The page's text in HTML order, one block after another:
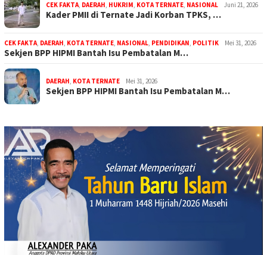
CEK FAKTA, DAERAH, HUKRIM, KOTA TERNATE, NASIONAL Juni 21, 2026
Kader PMII di Ternate Jadi Korban TPKS, …
CEK FAKTA, DAERAH, KOTA TERNATE, NASIONAL, PENDIDIKAN, POLITIK Mei 31, 2026
Sekjen BPP HIPMI Bantah Isu Pembatalan M…
DAERAH, KOTA TERNATE Mei 31, 2026
Sekjen BPP HIPMI Bantah Isu Pembatalan M…